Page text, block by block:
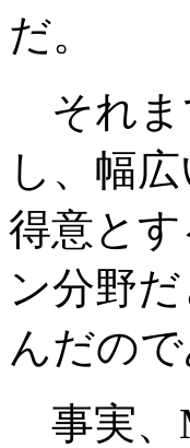
だ。
それま
し、幅
得意と
ン分野
んだので
事実、